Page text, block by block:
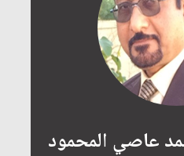
عاصي المحمود